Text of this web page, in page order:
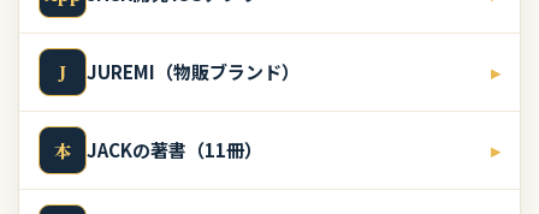
J JUREMI（物販ブランド） ▸
本 JACKの著書（11冊） ▸